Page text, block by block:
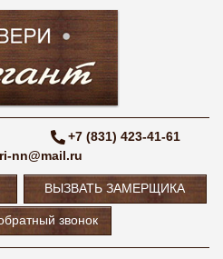
+7 (831) 423-41-61
nn@mail.ru
ВЫЗВАТЬ ЗАМЕРЩИКА
звонок